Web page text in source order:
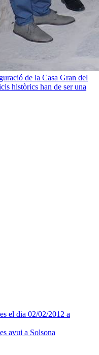
de la Casa Gran del
històrics han de ser una
el dia 02/02/2012 a
avui a Solsona